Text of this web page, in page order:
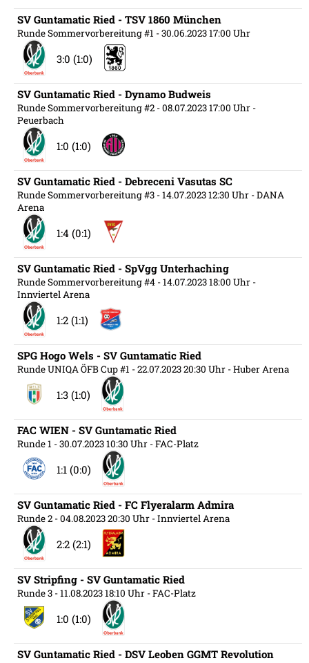
SV Guntamatic Ried - TSV 1860 München
Runde Sommervorbereitung #1 - 30.06.2023 17:00 Uhr
3:0 (1:0)
SV Guntamatic Ried - Dynamo Budweis
Runde Sommervorbereitung #2 - 08.07.2023 17:00 Uhr -
Peuerbach
1:0 (1:0)
SV Guntamatic Ried - Debreceni Vasutas SC
Runde Sommervorbereitung #3 - 14.07.2023 12:30 Uhr - DANA
Arena
1:4 (0:1)
SV Guntamatic Ried - SpVgg Unterhaching
Runde Sommervorbereitung #4 - 14.07.2023 18:00 Uhr -
Innviertel Arena
1:2 (1:1)
SPG Hogo Wels - SV Guntamatic Ried
Runde UNIQA ÖFB Cup #1 - 22.07.2023 20:30 Uhr - Huber Arena
1:3 (1:0)
FAC WIEN - SV Guntamatic Ried
Runde 1 - 30.07.2023 10:30 Uhr - FAC-Platz
1:1 (0:0)
SV Guntamatic Ried - FC Flyeralarm Admira
Runde 2 - 04.08.2023 20:30 Uhr - Innviertel Arena
2:2 (2:1)
SV Stripfing - SV Guntamatic Ried
Runde 3 - 11.08.2023 18:10 Uhr - FAC-Platz
1:0 (1:0)
SV Guntamatic Ried - DSV Leoben GGMT Revolution